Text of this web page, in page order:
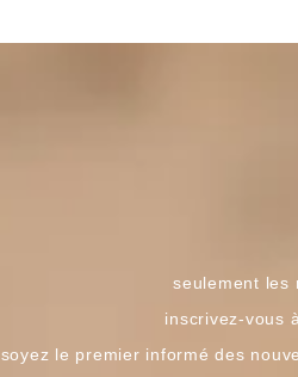
seulement les
inscrivez-vous
soyez le premier informé des